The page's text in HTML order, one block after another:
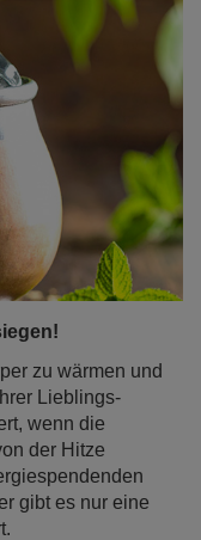
zu wärmen und
Lieblings-
wenn die
der Hitze
gibt es nur eine